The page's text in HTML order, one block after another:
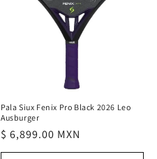
Pala Siux Fenix Pro Black 2026 Leo
Ausburger
Precio
habitual
$ 6,899.00 MXN